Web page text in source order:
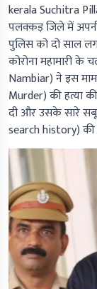
kerala Suchitra
पलक्कड़ जिले में
पुलिस को दो साल
कोरोना महामारी के
Nambiar) ने इस
Murder) की हत्या
दी और उसके सारे
search history)